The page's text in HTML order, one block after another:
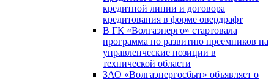
кредитной линии и договора
кредитования в форме овердрафт
В ГК «Волгаэнерго» стартовала
программа по развитию преемников на
управленческие позиции в
технической области
ЗАО «Волгаэнергосбыт» объявляет о